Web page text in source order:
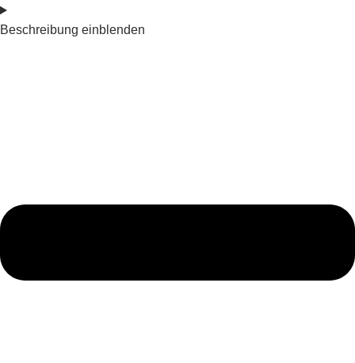
Beschreibung einblenden